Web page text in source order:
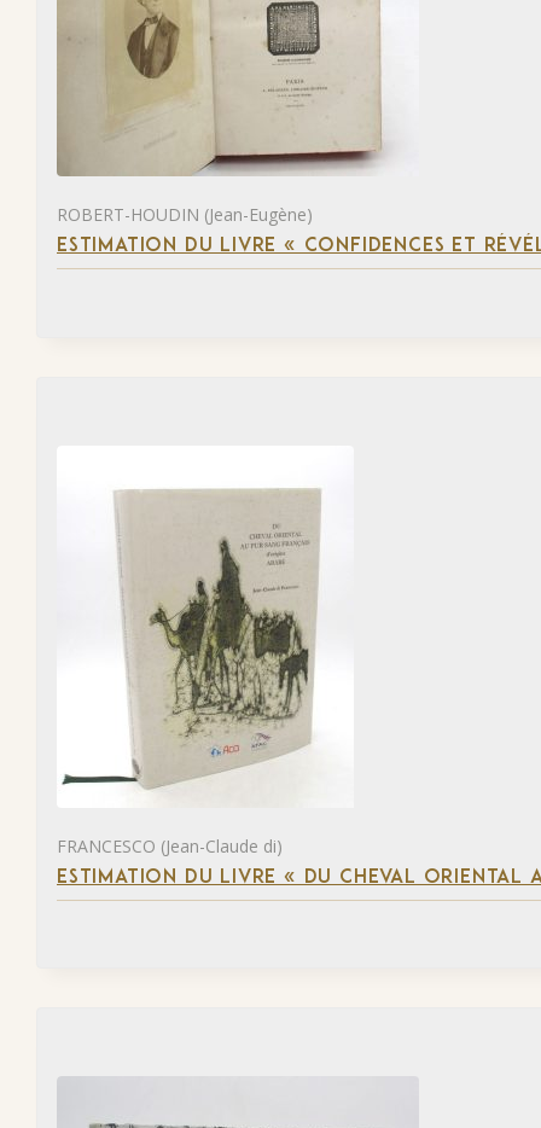
ROBERT-HOUDIN (Jean-Eugène)
ESTIMATION DU LIVRE « CONFIDENCES ET
FRANCESCO (Jean-Claude di)
ESTIMATION DU LIVRE « DU CHEVAL ORIENTAL